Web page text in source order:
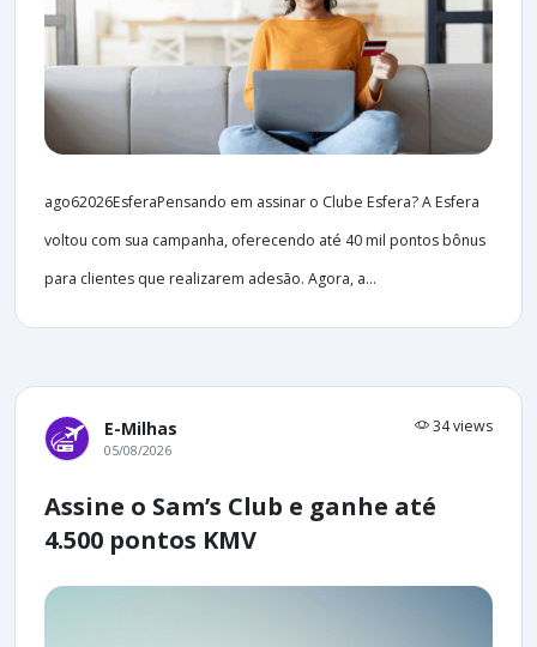
ago62026EsferaPensando em assinar o Clube Esfera? A Esfera
voltou com sua campanha, oferecendo até 40 mil pontos bônus
para clientes que realizarem adesão. Agora, a...
E-Milhas 34 views
05/08/2026
Assine o Sam’s Club e ganhe até
4.500 pontos KMV